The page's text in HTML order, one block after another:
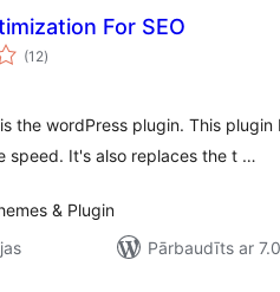
For SEO
(12vērtējumu
kopsumma
)
the wordPress plugin. This plugin
speed. It's also replaces the t …
& Plugin
Pārbaudīts ar